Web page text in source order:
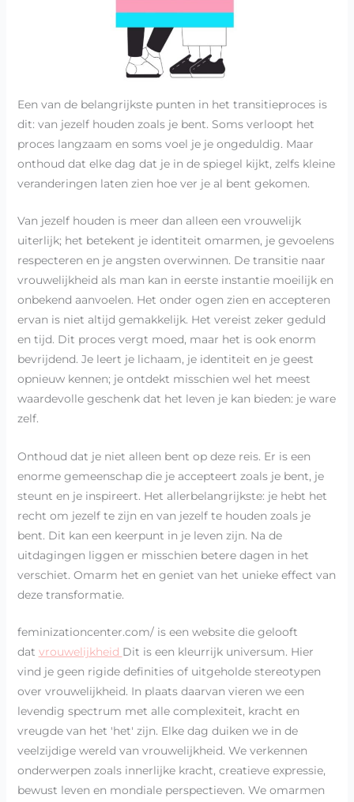
Een van de belangrijkste punten in het transitieproces is
dit: van jezelf houden zoals je bent. Soms verloopt het
proces langzaam en soms voel je je ongeduldig. Maar
onthoud dat elke dag dat je in de spiegel kijkt, zelfs kleine
veranderingen laten zien hoe ver je al bent gekomen.
Van jezelf houden is meer dan alleen een vrouwelijk
uiterlijk; het betekent je identiteit omarmen, je gevoelens
respecteren en je angsten overwinnen. De transitie naar
vrouwelijkheid als man kan in eerste instantie moeilijk en
onbekend aanvoelen. Het onder ogen zien en accepteren
ervan is niet altijd gemakkelijk. Het vereist zeker geduld
en tijd. Dit proces vergt moed, maar het is ook enorm
bevrijdend. Je leert je lichaam, je identiteit en je geest
opnieuw kennen; je ontdekt misschien wel het meest
waardevolle geschenk dat het leven je kan bieden: je ware
zelf.
Onthoud dat je niet alleen bent op deze reis. Er is een
enorme gemeenschap die je accepteert zoals je bent, je
steunt en je inspireert. Het allerbelangrijkste: je hebt het
recht om jezelf te zijn en van jezelf te houden zoals je
bent. Dit kan een keerpunt in je leven zijn. Na de
uitdagingen liggen er misschien betere dagen in het
verschiet. Omarm het en geniet van het unieke effect van
deze transformatie.
feminizationcenter.com/ is een website die gelooft
dat vrouwelijkheid Dit is een kleurrijk universum. Hier
vind je geen rigide definities of uitgeholde stereotypen
over vrouwelijkheid. In plaats daarvan vieren we een
levendig spectrum met alle complexiteit, kracht en
vreugde van het 'het' zijn. Elke dag duiken we in de
veelzijdige wereld van vrouwelijkheid. We verkennen
onderwerpen zoals innerlijke kracht, creatieve expressie,
bewust leven en mondiale perspectieven. We omarmen